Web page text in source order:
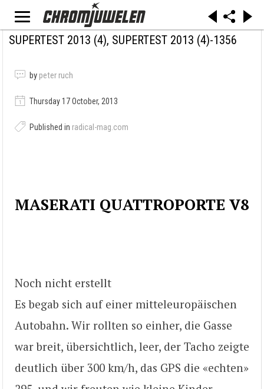
SUPERTEST 2013 (4), SUPERTEST 2013 (4)-1356
by peter ruch
Thursday 17 October, 2013
Published in radical-mag.com
MASERATI QUATTROPORTE V8
Noch nicht erstellt
Es begab sich auf einer mitteleuropäischen
Autobahn. Wir rollten so einher, die Gasse
war breit, übersichtlich, leer, der Tacho zeigte
deutlich über 300 km/h, das GPS die «echten»